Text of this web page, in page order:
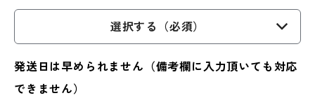
選択する（必須）
発送日は早められません（備考欄に入力頂いても対応
できません）